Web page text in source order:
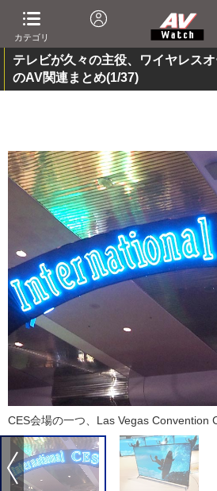
カテゴリ
テレビが久々の主役、ワイヤレス
のAV関連まとめ(1/37)
CES会場の一つ、Las Vegas Convention